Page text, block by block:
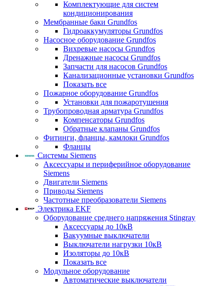
Комплектующие для систем
кондиционирования
Мембранные баки Grundfos
Гидроаккумуляторы Grundfos
Насосное оборудование Grundfos
Вихревые насосы Grundfos
Дренажные насосы Grundfos
Запчасти для насосов Grundfos
Канализационные установки Grundfos
Показать все
Пожарное оборудование Grundfos
Установки для пожаротушения
Трубопроводная арматура Grundfos
Компенсаторы Grundfos
Обратные клапаны Grundfos
Фитинги, фланцы, камлоки Grundfos
Фланцы
Системы Siemens
Аксессуары и периферийное оборудование
Siemens
Двигатели Siemens
Приводы Siemens
Частотные преобразователи Siemens
Электрика EKF
Оборудование среднего напряжения Stingray
Аксессуары до 10кВ
Вакуумные выключатели
Выключатели нагрузки 10кВ
Изоляторы до 10кВ
Показать все
Модульное оборудование
Автоматические выключатели